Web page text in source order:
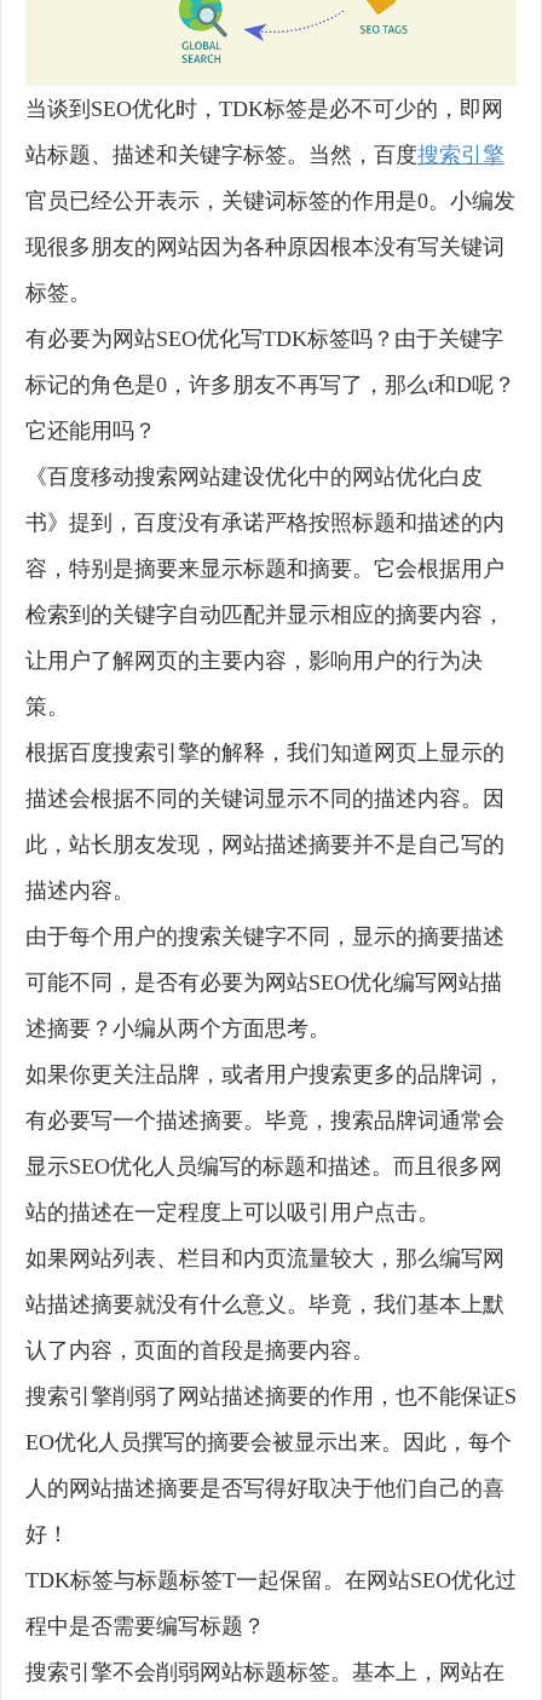
当谈到SEO优化时，TDK标签是必不可少的，即网
站标题、描述和关键字标签。当然，百度搜索引擎
官员已经公开表示，关键词标签的作用是0。小编发
现很多朋友的网站因为各种原因根本没有写关键词
标签。
有必要为网站SEO优化写TDK标签吗？由于关键字
标记的角色是0，许多朋友不再写了，那么t和D呢？
它还能用吗？
《百度移动搜索网站建设优化中的网站优化白皮
书》提到，百度没有承诺严格按照标题和描述的内
容，特别是摘要来显示标题和摘要。它会根据用户
检索到的关键字自动匹配并显示相应的摘要内容，
让用户了解网页的主要内容，影响用户的行为决
策。
根据百度搜索引擎的解释，我们知道网页上显示的
描述会根据不同的关键词显示不同的描述内容。因
此，站长朋友发现，网站描述摘要并不是自己写的
描述内容。
由于每个用户的搜索关键字不同，显示的摘要描述
可能不同，是否有必要为网站SEO优化编写网站描
述摘要？小编从两个方面思考。
如果你更关注品牌，或者用户搜索更多的品牌词，
有必要写一个描述摘要。毕竟，搜索品牌词通常会
显示SEO优化人员编写的标题和描述。而且很多网
站的描述在一定程度上可以吸引用户点击。
如果网站列表、栏目和内页流量较大，那么编写网
站描述摘要就没有什么意义。毕竟，我们基本上默
认了内容，页面的首段是摘要内容。
搜索引擎削弱了网站描述摘要的作用，也不能保证S
EO优化人员撰写的摘要会被显示出来。因此，每个
人的网站描述摘要是否写得好取决于他们自己的喜
好！
TDK标签与标题标签T一起保留。在网站SEO优化过
程中是否需要编写标题？
搜索引擎不会削弱网站标题标签。基本上，网站在